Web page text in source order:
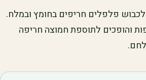
פלפלים חריפים בחומץ ובמלח.
והופכים לתוספת חמוצה חריפה
לחם.